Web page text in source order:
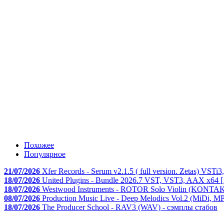
Похожее
Популярное
21/07/2026 Xfer Records - Serum v2.1.5 ( full version. Zetas)
18/07/2026 United Plugins - Bundle 2026.7 VST, VST3, AAX x64
18/07/2026 Westwood Instruments - ROTOR Solo Violin
08/07/2026 Production Music Live - Deep Melodics Vol.2 (MiDi,
18/07/2026 The Producer School - RAV3 (WAV) - сэмплы стабов